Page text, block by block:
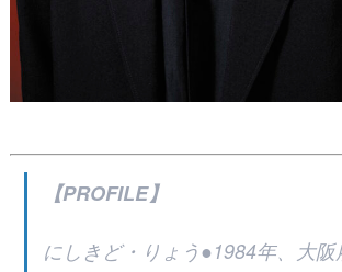
【PROFILE】
にしきど・りょう●1984年、大